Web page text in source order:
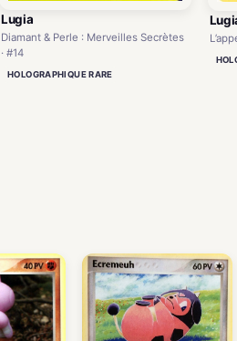
Lugia
Diamant & Perle : Merveilles Secrètes
· #14
HOLOGRAPHIQUE RARE